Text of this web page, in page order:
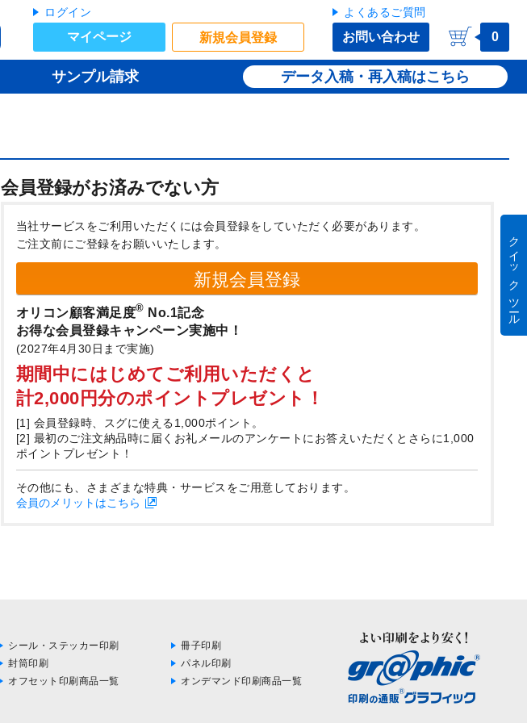
ログイン
マイページ 新規会員登録
よくあるご質問
お問い合わせ 0
サンプル請求 データ入稿・再入稿
会員登録がお済みでない方
当社サービスをご利用いただくには会員登録をしていただく必要があります。
ご注文前にご登録をお願いいたします。
新規会員登録
オリコン顧客満足度® No.1記念
お得な会員登録キャンペーン実施中！
(2027年4月30日まで実施)
期間中にはじめてご利用いただくと
計2,000円分のポイントプレゼント！
[1] 会員登録時、スグに使える1,000ポイント。
[2] 最初のご注文納品時に届くお礼メールのアンケートにお答えいただくとさらに1,000
ポイントプレゼント！
その他にも、さまざまな特典・サービスをご用意しております。
会員のメリットはこちら
シール・ステッカー印刷
冊子印刷
封筒印刷
パネル印刷
オフセット印刷商品一覧
オンデマンド印刷商品一覧
クイック ツール